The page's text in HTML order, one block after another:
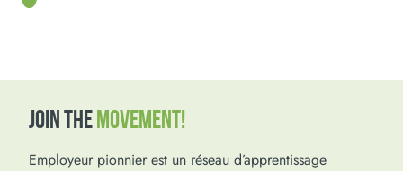
JOIN THEMOVEMENT!
Employeur pionnier est un réseau d’apprentissage